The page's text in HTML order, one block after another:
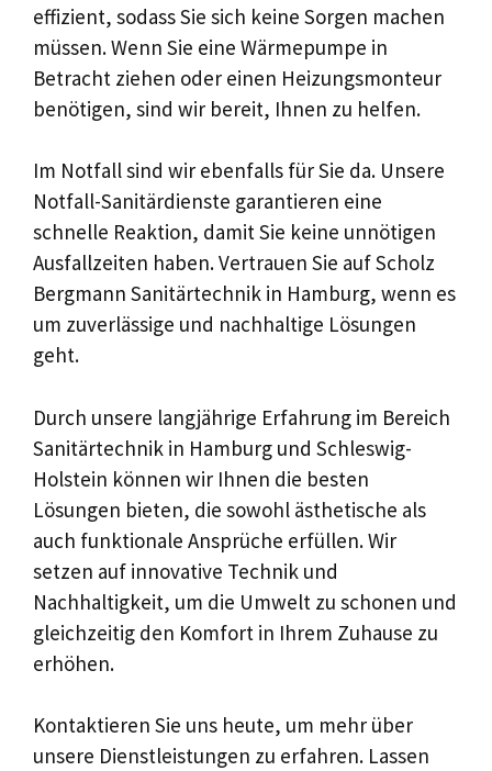
effizient, sodass Sie sich keine Sorgen machen
müssen. Wenn Sie eine Wärmepumpe in
Betracht ziehen oder einen Heizungsmonteur
benötigen, sind wir bereit, Ihnen zu helfen.
Im Notfall sind wir ebenfalls für Sie da. Unsere
Notfall-Sanitärdienste garantieren eine
schnelle Reaktion, damit Sie keine unnötigen
Ausfallzeiten haben. Vertrauen Sie auf Scholz
Bergmann Sanitärtechnik in Hamburg, wenn es
um zuverlässige und nachhaltige Lösungen
geht.
Durch unsere langjährige Erfahrung im Bereich
Sanitärtechnik in Hamburg und Schleswig-
Holstein können wir Ihnen die besten
Lösungen bieten, die sowohl ästhetische als
auch funktionale Ansprüche erfüllen. Wir
setzen auf innovative Technik und
Nachhaltigkeit, um die Umwelt zu schonen und
gleichzeitig den Komfort in Ihrem Zuhause zu
erhöhen.
Kontaktieren Sie uns heute, um mehr über
unsere Dienstleistungen zu erfahren. Lassen